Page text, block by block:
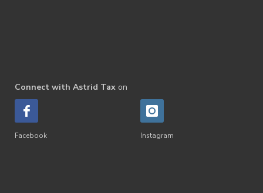
Connect with Astrid Tax on
Facebook Instagram